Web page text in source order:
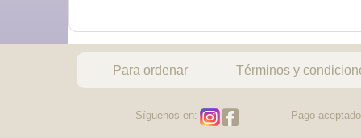
Para ordenar Términos y
Síguenos en: Pago